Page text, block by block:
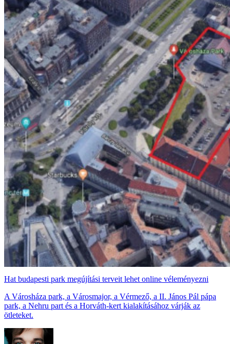
Hat budapesti park megújítási terveit lehet online véleményezni
A Városháza park, a Városmajor, a Vérmező, a II. János Pál pápa
park, a Nehru part és a Horváth-kert kialakításához várják az
ötleteket.